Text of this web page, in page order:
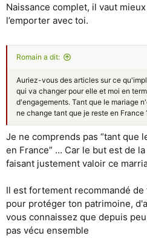
Naissance complet, il vaut
l’emporter avec toi.
Rоmain a dit:
Auriez-vous des articles sur ce
qui va changer pour elle et moi en
d'engagements. Tant que le mariage
ne change tant que je reste en France
Je ne comprends pas “tant que
en France” … Car le but est de
faisant justement valoir ce
Il est fortement recommandé
pour protéger ton patrimoine,
vous connaissez que depuis
pas vécu ensemble